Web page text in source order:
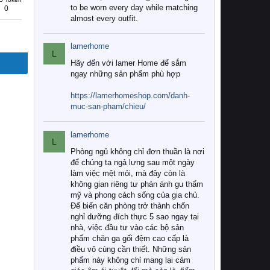
0
to be worn every day while matching
almost every outfit.
L
lamerhome
Hãy đến với lamer Home để sắm
ngay những sản phẩm phù hợp
https://lamerhomeshop.com/danh-
muc-san-pham/chieu/
L
lamerhome
Phòng ngủ không chỉ đơn thuần là nơi
để chúng ta ngả lưng sau một ngày
làm việc mệt mỏi, mà đây còn là
không gian riêng tư phản ánh gu thẩm
mỹ và phong cách sống của gia chủ.
Để biến căn phòng trở thành chốn
nghỉ dưỡng đích thực 5 sao ngay tại
nhà, việc đầu tư vào các bộ sản
phẩm chăn ga gối đệm cao cấp là
điều vô cùng cần thiết. Những sản
phẩm này không chỉ mang lại cảm